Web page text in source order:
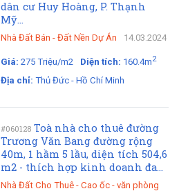
dân cư Huy Hoàng, P. Thạnh
Mỹ...
Nhà Đất Bán - Đất Nền Dự Án 14.03.2024
Giá: 275 Triệu/m2 Diện tích: 160.4m2
Địa chỉ: Thủ Đức - Hồ Chí Minh
#060128 Toà nhà cho thuê đường
Trương Văn Bang đường rộng
40m, 1 hầm 5 lầu, diện tích 504,6
m2 - thích hợp kinh doanh đa...
Nhà Đất Cho Thuê - Cao ốc - văn phòng